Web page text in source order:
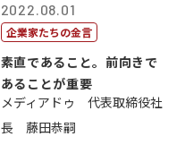
2022.08.01
企業家たちの金言
素直であること。前向きで
あることが重要
メディアドゥ 代表取締役社
長 藤田恭嗣